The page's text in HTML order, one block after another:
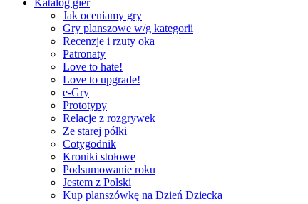
Jak oceniamy gry
Gry planszowe w/g kategorii
Recenzje i rzuty oka
Patronaty
Love to hate!
Love to upgrade!
e-Gry
Prototypy
Relacje z rozgrywek
Ze starej półki
Cotygodnik
Kroniki stołowe
Podsumowanie roku
Jestem z Polski
Kup planszówkę na Dzień Dziecka